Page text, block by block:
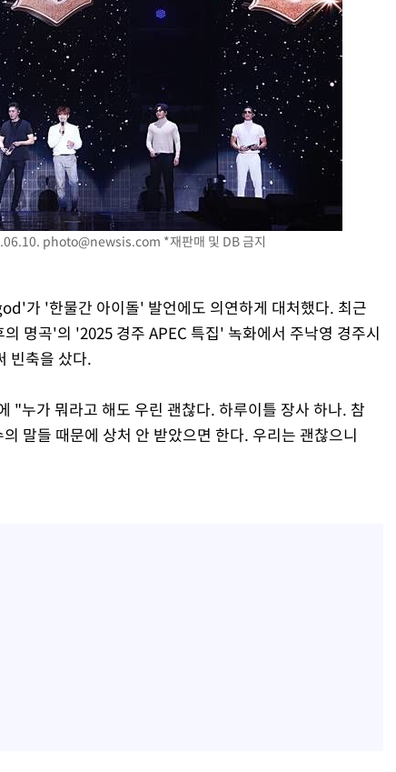
희망지 못
날씨]
선제 대
무'
쳐
기소
교수…이병
photo@newsis.com *재판매 및 DB 금지
가 '한물간 아이돌' 발언에도 의연하게 대처했다. 최근
명곡'의 '2025 경주 APEC 특집' 녹화에서 주낙영 경주시
빈축을 샀다.
"누가 뭐라고 해도 우린 괜찮다. 하루이틀 장사 하나. 참
말들 때문에 상처 안 받았으면 한다. 우리는 괜찮으니